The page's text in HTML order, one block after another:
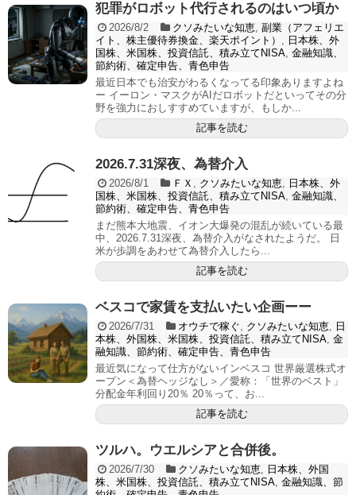
犯罪がロボット代行されるのはいつ頃か
2026/8/2 クソみたいな知恵, 副業（アフェリエ
イト、株主優待券換金、楽天ポイント） , 日本株、外
国株、米国株、投資信託、積み立てNISA, 金融知識、
節約術、確定申告、青色申告
最近日本でも治安がわるくなってる印象ありますよね
ー イーロン・マスクがAIだロボットだといってその分
野を強力におしすすめていますが、もしか...
記事を読む
2026.7.31深夜、為替介入
2026/8/1 ＦＸ , クソみたいな知恵, 日本株、外
国株、米国株、投資信託、積み立てNISA, 金融知識、
節約術、確定申告、青色申告
まだ熊本大地震、イオン大爆発の混乱が続いている最
中、2026.7.31深夜、為替介入がなされたようだ。 日
米が歩調をあわせて為替介入したら...
記事を読む
ベスコで家賃を支払いたい企画ーー
2026/7/31 オウチで稼ぐ, クソみたいな知恵, 日
本株、外国株、米国株、投資信託、積み立てNISA, 金
融知識、節約術、確定申告、青色申告
最近気になって仕方がないインベスコ 世界厳選株式オ
ープン＜為替ヘッジなし＞／愛称：「世界のベスト」
分配金年利回り20％ 20％って、お...
記事を読む
ツルハ。ウエルシアと合併後。
2026/7/30 クソみたいな知恵, 日本株、外国
株、米国株、投資信託、積み立てNISA, 金融知識、節